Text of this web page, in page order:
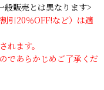
般販売とは異なります>
引20％OFF!など）は適
ます。
であらかじめご了承くだ